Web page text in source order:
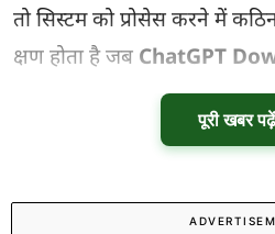
तो सिस्टम को प्रोसेस करने में
क्षण होता है जब ChatGPT
पूरी खबर